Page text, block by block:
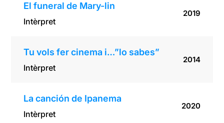
El funeral de Mary-lin
Intèrpret
2019
Tu vols fer cinema i…”lo sabes”
Intèrpret
2014
La canción de Ipanema
Intèrpret
2020